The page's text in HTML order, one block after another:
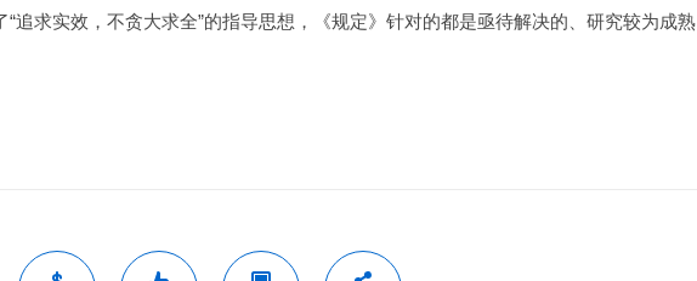
追求实效，不贪大求全”的指导思想，《规定》针对的都是亟待解决的、研究较为成熟